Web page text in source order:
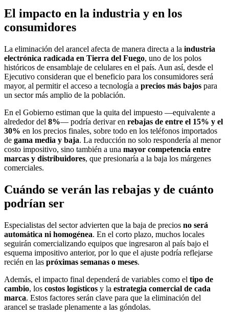
El impacto en la industria y en los
consumidores
La eliminación del arancel afecta de manera directa a la industria
electrónica radicada en Tierra del Fuego, uno de los polos
históricos de ensamblaje de celulares en el país. Aun así, desde el
Ejecutivo consideran que el beneficio para los consumidores será
mayor, al permitir el acceso a tecnología a precios más bajos para
un sector más amplio de la población.
En el Gobierno estiman que la quita del impuesto —equivalente a
alrededor del 8%— podría derivar en rebajas de entre el 15% y el
30% en los precios finales, sobre todo en los teléfonos importados
de gama media y baja. La reducción no solo respondería al menor
costo impositivo, sino también a una mayor competencia entre
marcas y distribuidores, que presionaría a la baja los márgenes
comerciales.
Cuándo se verán las rebajas y de cuánto
podrían ser
Especialistas del sector advierten que la baja de precios no será
automática ni homogénea. En el corto plazo, muchos locales
seguirán comercializando equipos que ingresaron al país bajo el
esquema impositivo anterior, por lo que el ajuste podría reflejarse
recién en las próximas semanas o meses.
Además, el impacto final dependerá de variables como el tipo de
cambio, los costos logísticos y la estrategia comercial de cada
marca. Estos factores serán clave para que la eliminación del
arancel se traslade plenamente a las góndolas.